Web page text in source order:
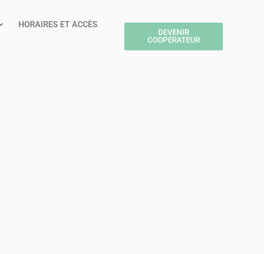
HORAIRES ET ACCÈS
DEVENIR
COOPÉRATEUR